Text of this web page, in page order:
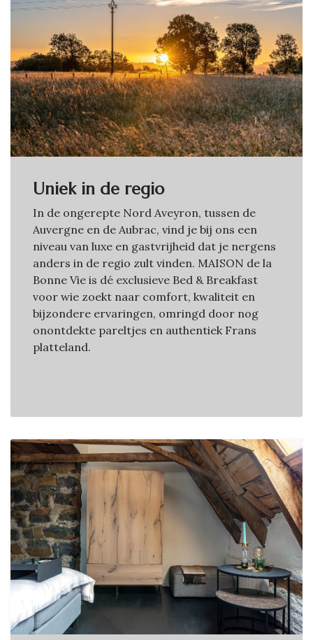
Uniek in de regio
In de ongerepte Nord Aveyron, tussen de
Auvergne en de Aubrac, vind je bij ons een
niveau van luxe en gastvrijheid dat je nergens
anders in de regio zult vinden. MAISON de la
Bonne Vie is dé exclusieve Bed & Breakfast
voor wie zoekt naar comfort, kwaliteit en
bijzondere ervaringen, omringd door nog
onontdekte pareltjes en authentiek Frans
platteland.